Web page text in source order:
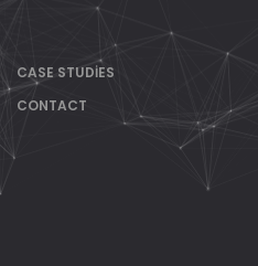
CASE STUDIES
CONTACT